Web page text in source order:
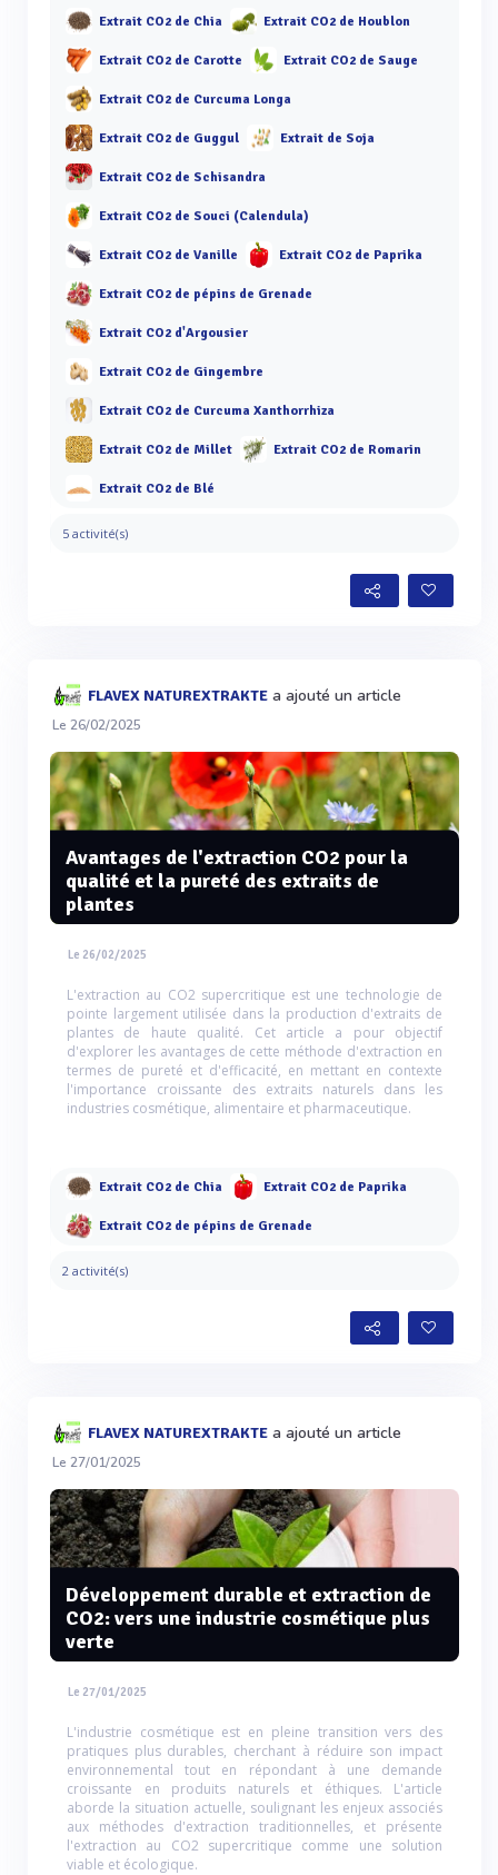
Extrait CO2 de Chia Extrait CO2 de Houblon
Extrait CO2 de Carotte Extrait CO2 de Sauge
Extrait CO2 de Curcuma Longa
Extrait CO2 de Guggul Extrait de Soja
Extrait CO2 de Schisandra
Extrait CO2 de Souci (Calendula)
Extrait CO2 de Vanille Extrait CO2 de Paprika
Extrait CO2 de pépins de Grenade
Extrait CO2 d'Argousier
Extrait CO2 de Gingembre
Extrait CO2 de Curcuma Xanthorrhiza
Extrait CO2 de Millet Extrait CO2 de Romarin
Extrait CO2 de Blé
5 activité(s)
FLAVEX NATUREXTRAKTE a ajouté un article
Le 26/02/2025
Avantages de l'extraction CO2 pour la
qualité et la pureté des extraits de
plantes
Le 26/02/2025
L'extraction au CO2 supercritique est une technologie de
pointe largement utilisée dans la production d'extraits de
plantes de haute qualité. Cet article a pour objectif
d'explorer les avantages de cette méthode d'extraction en
termes de pureté et d'efficacité, en mettant en contexte
l'importance croissante des extraits naturels dans les
industries cosmétique, alimentaire et pharmaceutique.
Extrait CO2 de Chia Extrait CO2 de Paprika
Extrait CO2 de pépins de Grenade
2 activité(s)
FLAVEX NATUREXTRAKTE a ajouté un article
Le 27/01/2025
Développement durable et extraction de
CO2: vers une industrie cosmétique plus
verte
Le 27/01/2025
L'industrie cosmétique est en pleine transition vers des
pratiques plus durables, cherchant à réduire son impact
environnemental tout en répondant à une demande
croissante en produits naturels et éthiques. L'article
aborde la situation actuelle, soulignant les enjeux associés
aux méthodes d'extraction traditionnelles, et présente
l'extraction au CO2 supercritique comme une solution
viable et écologique.